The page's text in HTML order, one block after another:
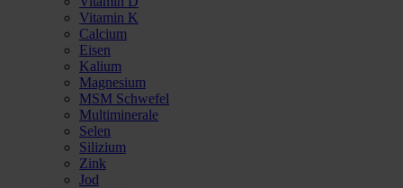
Vitamin K
Calcium
Eisen
Kalium
Magnesium
MSM Schwefel
Multiminerale
Selen
Silizium
Zink
Jod